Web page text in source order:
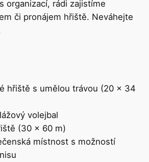
organizací, rádi zajistíme
či pronájem hřiště. Neváhejte
hřiště s umělou trávou (20 x 34
volejbal
(30 x 60 m)
místnost s možností